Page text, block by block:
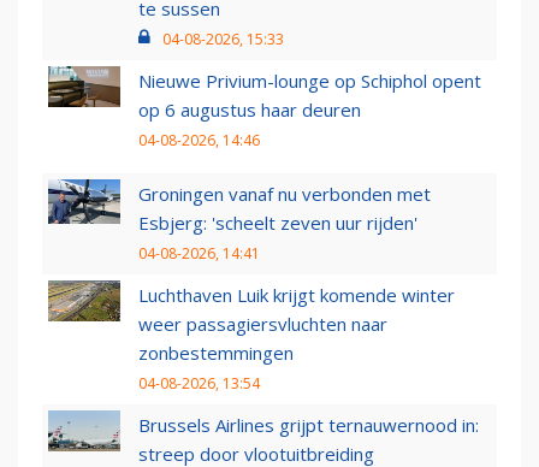
te sussen
04-08-2026, 15:33
Nieuwe Privium-lounge op Schiphol opent
op 6 augustus haar deuren
04-08-2026, 14:46
Groningen vanaf nu verbonden met
Esbjerg: 'scheelt zeven uur rijden'
04-08-2026, 14:41
Luchthaven Luik krijgt komende winter
weer passagiersvluchten naar
zonbestemmingen
04-08-2026, 13:54
Brussels Airlines grijpt ternauwernood in:
streep door vlootuitbreiding